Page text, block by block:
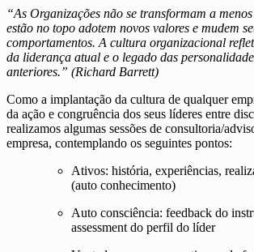
“As Organizações não se transformam a
estão no topo adotem novos valores e mudem
comportamentos. A cultura organizacional
da liderança atual e o legado das
anteriores.” (Richard Barrett)
Como a implantação da cultura de qualquer
da ação e congruência dos seus líderes entre
realizamos algumas sessões de consultoria/
empresa, contemplando os seguintes pontos:
Ativos: história, experiências,
(auto conhecimento)
Auto consciência: feedback do
assessment do perfil do líder